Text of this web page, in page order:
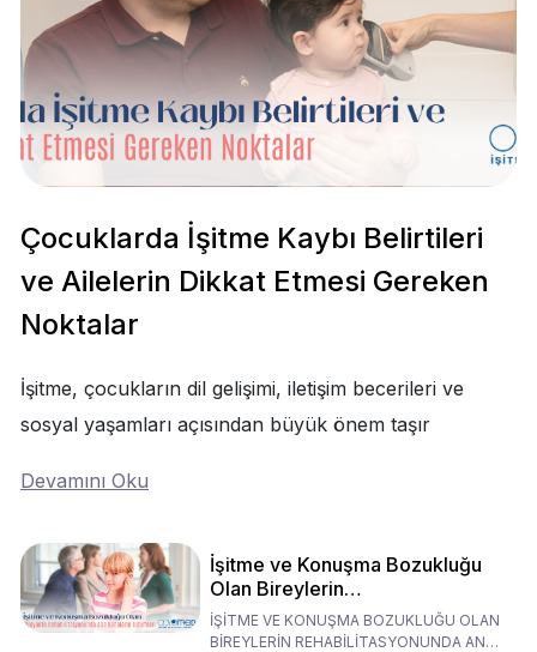
Çocuklarda İşitme Kaybı Belirtileri
ve Ailelerin Dikkat Etmesi Gereken
Noktalar
İşitme, çocukların dil gelişimi, iletişim becerileri ve
sosyal yaşamları açısından büyük önem taşır
Devamını Oku
İşitme ve Konuşma Bozukluğu
Olan Bireylerin
Rehabilitasyonunda Ana
Babaların Tutumları
İŞİTME VE KONUŞMA BOZUKLUĞU OLAN
BİREYLERİN REHABİLİTASYONUNDA ANA